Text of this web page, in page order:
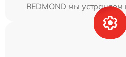
REDMOND мы устраняем